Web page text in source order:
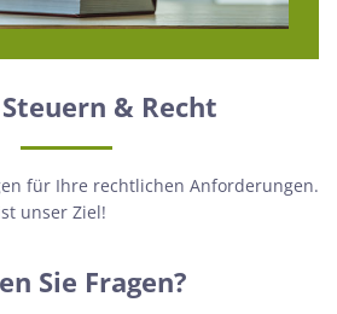
& Recht
für Ihre rechtlichen Anforderungen.
unser Ziel!
Sie Fragen?